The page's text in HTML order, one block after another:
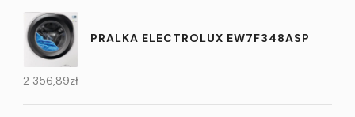
PRALKA ELECTROLUX EW7F348ASP
2 356,89zł